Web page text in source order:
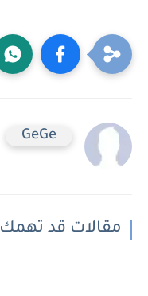
GeGe
مقالات قد تهمك